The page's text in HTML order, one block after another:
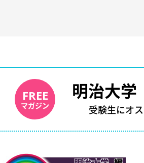
FREE
マガジン
明治大
受験生にオ